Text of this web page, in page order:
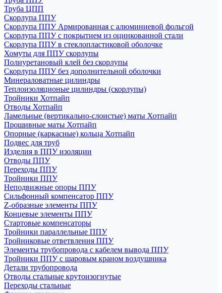
Труба ЦПП
Скорлупа ППУ
Скорлупа ППУ Армированная с алюминиевой фольгой
Скорлупа ППУ с покрытием из оцинкованной стали
Скорлупа ППУ в стеклопластиковой оболочке
Хомуты для ППУ скорлупы
Полиуретановый клей без скорлупы
Скорлупа ППУ без дополнительной оболочки
Минераловатные цилиндры
Теплоизоляционые цилиндры (скорлупы)
Тройники Хотпайп
Отводы Хотпайп
Ламельные (вертикально-слоистые) маты Хотпайп
Прошивные маты Хотпайп
Опорные (каркасные) кольца Хотпайп
Подвес для труб
Изделия в ППУ изоляции
Отводы ППУ
Переходы ППУ
Тройники ППУ
Неподвижные опоры ППУ
Cильфонный компенсатор ППУ
Z-образные элементы ППУ
Концевые элементы ППУ
Стартовые компенсаторы
Тройники параллельные ППУ
Тройниковые ответвления ППУ
Элементы трубопровода с кабелем вывода ППУ
Тройники ППУ с шаровым краном воздушника
Детали трубопровода
Отводы стальные крутоизогнутые
Переходы стальные